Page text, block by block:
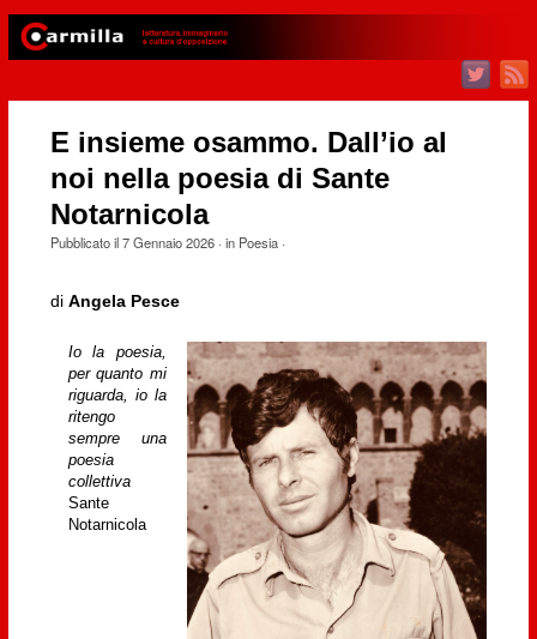
E insieme osammo. Dall’io al
noi nella poesia di Sante
Notarnicola
Pubblicato il7 Gennaio 2026· in Poesia·
di Angela Pesce
Io la poesia,
per quanto mi
riguarda, io la
ritengo
sempre una
poesia
collettiva
Sante
Notarnicola